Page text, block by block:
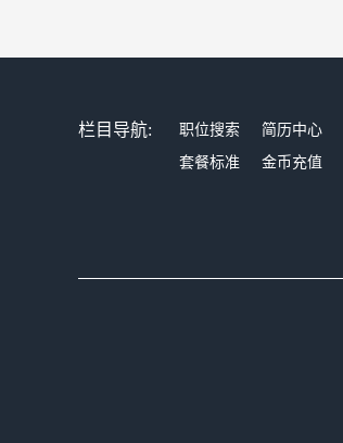
栏目导航: 职位搜索 简历中心
套餐标准
金币充值